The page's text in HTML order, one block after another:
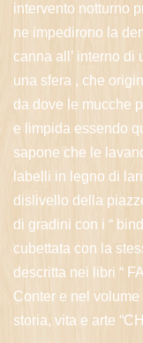
intervento notturno
ne impedirono la
canna all’ interno di
una sfera , che
da dove le mucche
e limpida essendo
sapone che le
labelli in legno di
dislivello della
di gradini con i “
cubettata con la
descritta nei libri “
Conter e nel
storia, vita e arte